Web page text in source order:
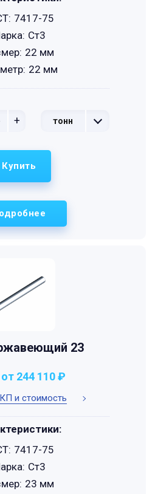
+ тонн
7417-75
Ст3
22 мм
22 мм
Купить
23
и стоимость
244 110 ₽
7417-75
Ст3
23 мм